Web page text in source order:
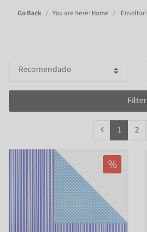
Go Back You are here: Home
Filter
1 2
%